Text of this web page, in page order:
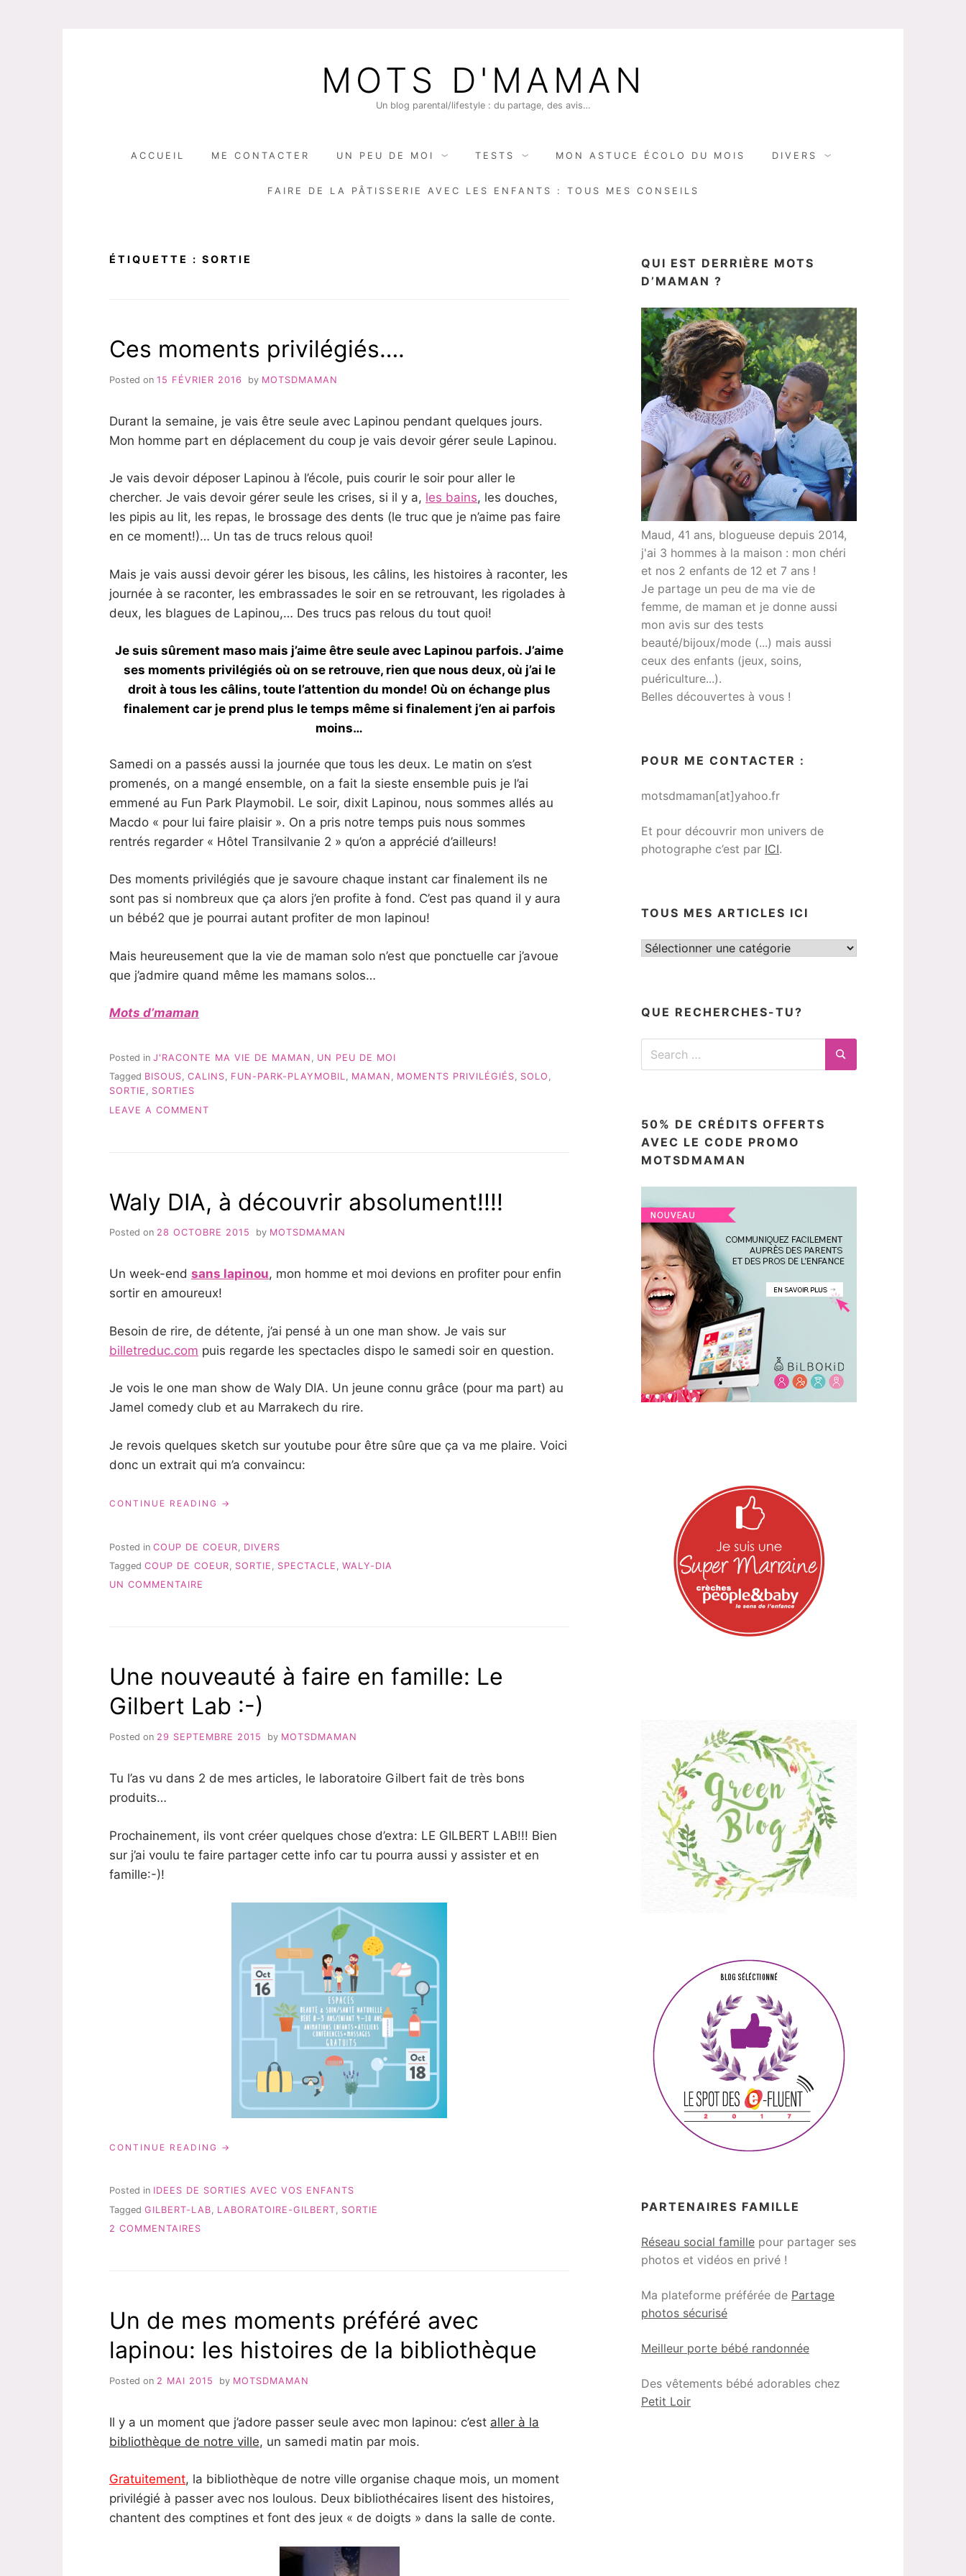
MOTS D'MAMAN
Un blog parental/lifestyle : du partage, des avis…
ACCUEIL ME CONTACTER UN PEU DE MOI TESTS MON ASTUCE ÉCOLO DU MOIS DIVERS
FAIRE DE LA PÂTISSERIE AVEC LES ENFANTS : TOUS MES CONSEILS
ÉTIQUETTE : SORTIE
Ces moments privilégiés….
Posted on 15 FÉVRIER 2016 by MOTSDMAMAN
Durant la semaine, je vais être seule avec Lapinou pendant quelques jours.
Mon homme part en déplacement du coup je vais devoir gérer seule Lapinou.
Je vais devoir déposer Lapinou à l’école, puis courir le soir pour aller le
chercher. Je vais devoir gérer seule les crises, si il y a, les bains, les douches,
les pipis au lit, les repas, le brossage des dents (le truc que je n’aime pas faire
en ce moment!)… Un tas de trucs relous quoi!
Mais je vais aussi devoir gérer les bisous, les câlins, les histoires à raconter, les
journée à se raconter, les embrassades le soir en se retrouvant, les rigolades à
deux, les blagues de Lapinou,… Des trucs pas relous du tout quoi!
Je suis sûrement maso mais j’aime être seule avec Lapinou parfois. J’aime
ses moments privilégiés où on se retrouve, rien que nous deux, où j’ai le
droit à tous les câlins, toute l’attention du monde! Où on échange plus
finalement car je prend plus le temps même si finalement j’en ai parfois
moins…
Samedi on a passés aussi la journée que tous les deux. Le matin on s’est
promenés, on a mangé ensemble, on a fait la sieste ensemble puis je l’ai
emmené au Fun Park Playmobil. Le soir, dixit Lapinou, nous sommes allés au
Macdo « pour lui faire plaisir ». On a pris notre temps puis nous sommes
rentrés regarder « Hôtel Transilvanie 2 » qu’on a apprécié d’ailleurs!
Des moments privilégiés que je savoure chaque instant car finalement ils ne
sont pas si nombreux que ça alors j’en profite à fond. C’est pas quand il y aura
un bébé2 que je pourrai autant profiter de mon lapinou!
Mais heureusement que la vie de maman solo n’est que ponctuelle car j’avoue
que j’admire quand même les mamans solos…
Mots d’maman
Posted in J'RACONTE MA VIE DE MAMAN
UN PEU DE MOI
Tagged BISOUS, CALINS, FUN-PARK-PLAYMOBIL, MAMAN , MOMENTS PRIVILÉGIÉS, SOLO ,
SORTIE , SORTIES
LEAVE A COMMENT
Waly DIA, à découvrir absolument!!!!
Posted on 28 OCTOBRE 2015 by MOTSDMAMAN
Un week-end sans lapinou, mon homme et moi devions en profiter pour enfin
sortir en amoureux!
Besoin de rire, de détente, j’ai pensé à un one man show. Je vais sur
billetreduc.com puis regarde les spectacles dispo le samedi soir en question.
Je vois le one man show de Waly DIA. Un jeune connu grâce (pour ma part) au
Jamel comedy club et au Marrakech du rire.
Je revois quelques sketch sur youtube pour être sûre que ça va me plaire. Voici
donc un extrait qui m’a convaincu:
CONTINUE READING « WALY
DÉCOUVRIR
Posted in COUP DE COEUR
DIVERS
Tagged COUP DE COEUR, SORTIE , SPECTACLE , WALY-DIA
UN COMMENTAIRE
Une nouveauté à faire en famille: Le
Gilbert Lab :-)
Posted on 29 SEPTEMBRE 2015 by MOTSDMAMAN
Tu l’as vu dans 2 de mes articles, le laboratoire Gilbert fait de très bons
produits…
Prochainement, ils vont créer quelques chose d’extra: LE GILBERT LAB!!! Bien
sur j’ai voulu te faire partager cette info car tu pourra aussi y assister et en
famille:-)!
CONTINUE READING « UNE
FAIRE
FAMILLE:
Posted in IDEES DE SORTIES AVEC VOS ENFANTS
Tagged GILBERT-LAB LABORATOIRE-GILBERT
SORTIE
2 COMMENTAIRES
FAMILLE:
LE
GILBERT
LAB
Un de mes moments préféré avec
lapinou: les histoires de la bibliothèque
Posted on 2 MAI 2015 by MOTSDMAMAN
Il y a un moment que j’adore passer seule avec mon lapinou: c’est aller à la
bibliothèque de notre ville, un samedi matin par mois.
Gratuitement, la bibliothèque de notre ville organise chaque mois, un moment
privilégié à passer avec nos loulous. Deux bibliothécaires lisent des histoires,
chantent des comptines et font des jeux « de doigts » dans la salle de conte.
QUI EST DERRIÈRE MOTS
D’MAMAN ?
Maud, 41 ans, blogueuse depuis 2014,
j'ai 3 hommes à la maison : mon chéri
et nos 2 enfants de 12 et 7 ans !
Je partage un peu de ma vie de
femme, de maman et je donne aussi
mon avis sur des tests
beauté/bijoux/mode (...) mais aussi
ceux des enfants (jeux, soins,
puériculture...).
Belles découvertes à vous !
POUR ME CONTACTER :
motsdmaman[at]yahoo.fr
Et pour découvrir mon univers de
photographe c’est par ICI.
TOUS MES ARTICLES ICI
Tous
QUE RECHERCHES-TU?
Search
Search
50% DE CRÉDITS OFFERTS
AVEC LE CODE PROMO
MOTSDMAMAN
PARTENAIRES FAMILLE
Réseau social famille pour partager ses
photos et vidéos en privé !
Ma plateforme préférée de Partage
photos sécurisé
Meilleur porte bébé randonnée
Des vêtements bébé adorables chez
Petit Loir